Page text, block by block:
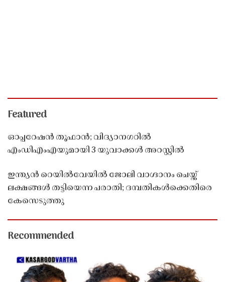
Featured
ഓപ്പറേഷൻ തൂഫാൻ; വിദ്യാനഗറിൽ
എംഡിഎംഎയുമായി 3 യുവാക്കൾ അറസ്റ്റിൽ
ഇന്ത്യൻ റെയിൽവേയിൽ ജോലി വാഗ്ദാനം ചെയ്ത്
ലക്ഷങ്ങൾ തട്ടിയെന്ന പരാതി; ദമ്പതികൾക്കെതിരെ
കേസെടുത്തു
Recommended